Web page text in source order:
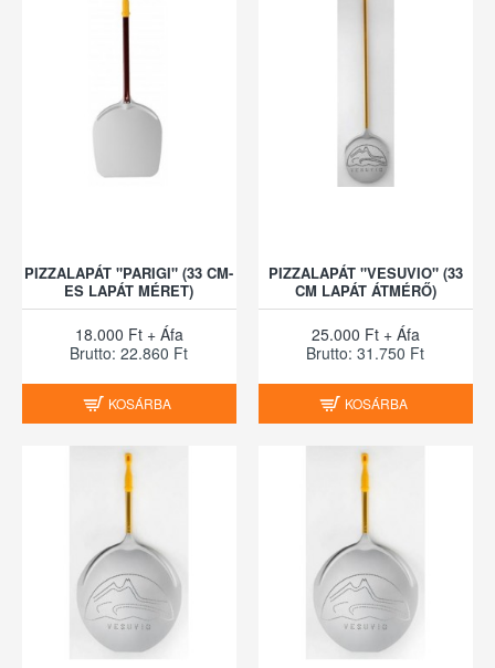
PIZZALAPÁT "PARIGI" (33 CM-
ES LAPÁT MÉRET)
18.000 Ft + Áfa
Brutto: 22.860 Ft
KOSÁRBA
PIZZALAPÁT "VESUVIO" (33
CM LAPÁT ÁTMÉRŐ)
25.000 Ft + Áfa
Brutto: 31.750 Ft
KOSÁRBA